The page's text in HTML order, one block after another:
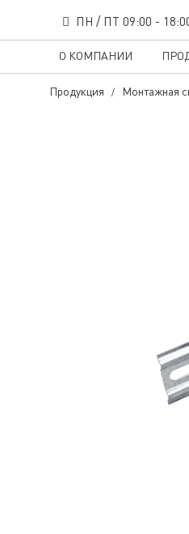
ПН / ПТ 09:00 -
О КОМПАНИИ
Продукция Монтажная